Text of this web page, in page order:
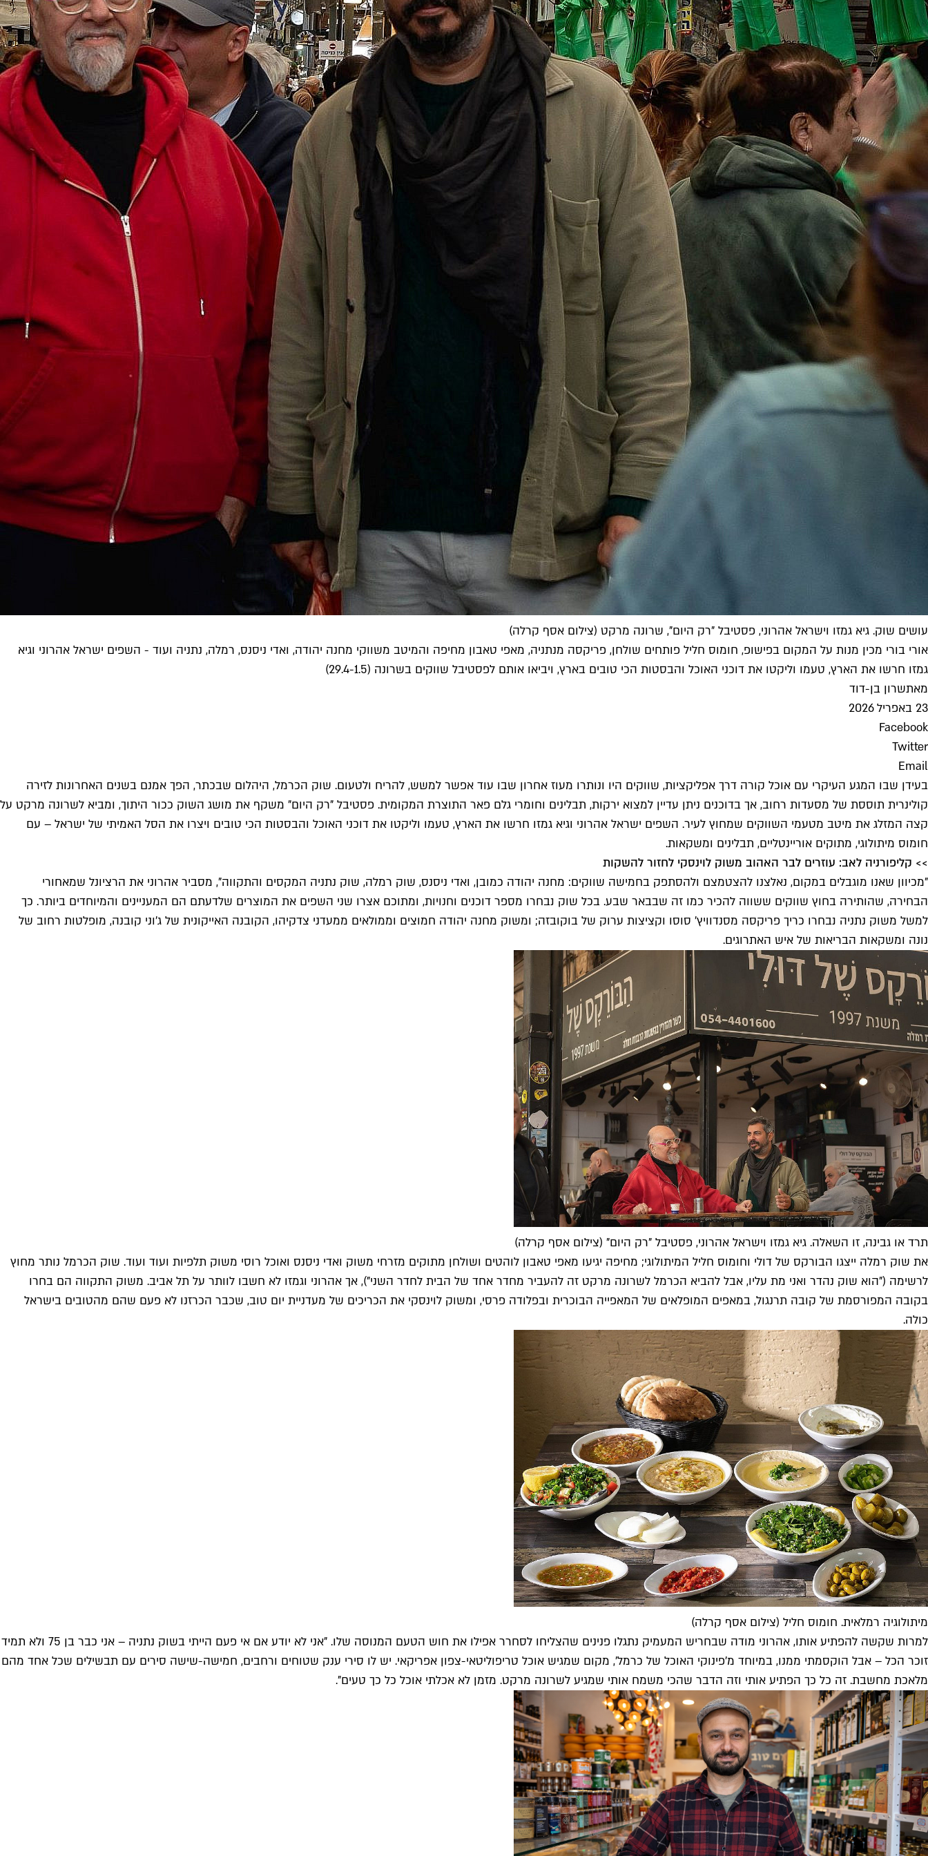
עושים שוק. גיא גמזו וישראל אהרוני, פסטיבל "רק היום", שרונה מרקט (צילום אסף קרלה)
אורי בורי מכין מנות על המקום בפישופ, חומוס חליל פותחים שולחן, פריקסה מנתניה, מאפי טאבון מחיפה והמיטב משווקי מחנה יהודה, ואדי ניסנס, רמלה, נתניה ועוד - השפים ישראל אהרוני וגיא
גמזו חרשו את הארץ, טעמו וליקטו את דוכני האוכל והבסטות הכי טובים בארץ, ויביאו אותם לפסטיבל שווקים בשרונה (29.4-1.5)
מאתשרון בן-דוד
23 באפריל 2026
Facebook
Twitter
Email
בעידן שבו המגע העיקרי עם אוכל קורה דרך אפליקציות, שווקים היו ונותרו מעוז אחרון שבו עוד אפשר למשש, להריח ולטעום. שוק הכרמל, היהלום שבכתר, הפך אמנם בשנים האחרונות לזירה
קולינרית תוססת של מסעדות רחוב, אך בדוכנים ניתן עדיין למצוא ירקות, תבלינים וחומרי גלם פאר התוצרת המקומית. פסטיבל "רק היום" משקף את מושג השוק ככור היתוך, ומביא לשרונה מרקט על
קצה המזלג את מיטב מטעמי השווקים שמחוץ לעיר. השפים ישראל אהרוני וגיא גמזו חרשו את הארץ, טעמו וליקטו את דוכני האוכל והבסטות הכי טובים ויצרו את הסל האמיתי של ישראל – עם
חומוס מיתולוגי, מתוקים אוריינטליים, תבלינים ומשקאות.
>> קליפורניה לאב: עוזרים לבר האהוב משוק לוינסקי לחזור להשקות
"מכיוון שאנו מוגבלים במקום, נאלצנו להצטמצם ולהסתפק בחמישה שווקים: מחנה יהודה כמובן, ואדי ניסנס, שוק רמלה, שוק נתניה המקסים והתקווה", מסביר אהרוני את הרציונל שמאחורי
הבחירה, שהותירה בחוץ שווקים ששווה להכיר כמו זה שבבאר שבע. בכל שוק נבחרו מספר דוכנים וחנויות, ומתוכם אצרו שני השפים את המוצרים שלדעתם הם המעניינים והמיוחדים ביותר. כך
למשל משוק נתניה נבחרו כריך פריקסה מסנדוויץ' סוסו וקציצות ערוק של בוקובזה; ומשוק מחנה יהודה חמוצים וממולאים ממעדני צדקיהו, הקובנה האייקונית של ג׳וני קובנה, מופלטות רחוב של
נונה ומשקאות הבריאות של איש האתרוגים.
תרד או גבינה, זו השאלה. גיא גמזו וישראל אהרוני, פסטיבל "רק היום" (צילום אסף קרלה)
את שוק רמלה ייצגו הבורקס של דולי וחומוס חליל המיתולוגי; מחיפה יגיעו מאפי טאבון לוהטים ושולחן מתוקים מזרחי משוק ואדי ניסנס ואוכל רוסי משוק תלפיות ועוד ועוד. שוק הכרמל נותר מחוץ
לרשימה ("הוא שוק נהדר ואני מת עליו, אבל להביא הכרמל לשרונה מרקט זה להעביר מחדר אחד של הבית לחדר השני"), אך אהרוני וגמזו לא חשבו לוותר על תל אביב. משוק התקווה הם בחרו
בקובה המפורסמת של קובה תרנגול, במאפים המופלאים של המאפייה הבוכרית ובפלודה פרסי, ומשוק לוינסקי את הכריכים של מעדניית יום טוב, שכבר הכרזנו לא פעם שהם מהטובים בישראל
כולה.
מיתולוגיה רמלאית. חומוס חליל (צילום אסף קרלה)
למרות שקשה להפתיע אותו, אהרוני מודה שבחריש המעמיק נתגלו פנינים שהצליחו לסחרר אפילו את חוש הטעם המנוסה שלו. "אני לא יודע אם אי פעם הייתי בשוק נתניה – אני כבר בן 75 ולא תמיד
זוכר הכל – אבל הוקסמתי ממנו, במיוחד מ'פינוקי האוכל של כרמל', מקום שמגיש אוכל טריפוליטאי-צפון אפריקאי. יש לו סירי ענק שטוחים ורחבים, חמישה-שישה סירים עם תבשילים שכל אחד מהם
מלאכת מחשבת. זה כל כך הפתיע אותי וזה הדבר שהכי משמח אותי שמגיע לשרונה מרקט. מזמן לא אכלתי אוכל כל כך טעים".